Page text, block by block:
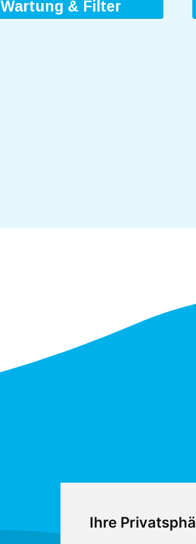
Ihre
Wartung & Filter